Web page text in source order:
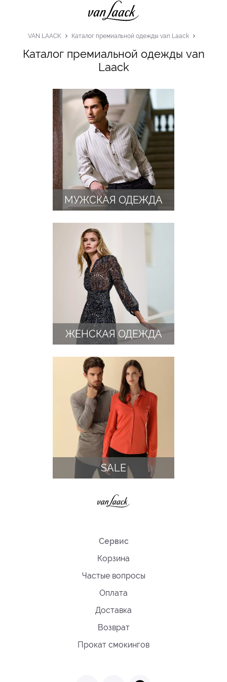
VAN LAACK Каталог премиальной одежды van Laack
Каталог премиальной одежды van
Laack
МУЖСКАЯ ОДЕЖДА
ЖЕНСКАЯ ОДЕЖДА
SALE
Сервис
Корзина
Частые вопросы
Оплата
Доставка
Возврат
Прокат смокингов